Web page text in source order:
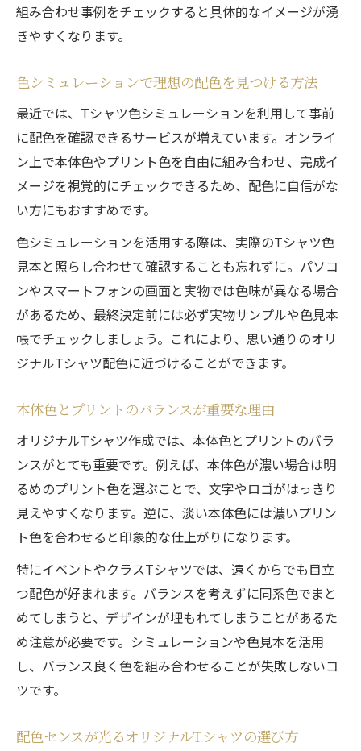
定番カラーと組み合わせる配色のコツ
トレンドカラーを取り入れたTシャツ配色法
ランキング上位色で作る印象的な配色例
メンズにもおすすめなTシャツ色の組み合わせ
メンズ向けオリジナルTシャツ配色の選び方
定番メンズカラーを活かした配色術
おすすめメンズ配色で差をつけるポイント
落ち着きと個性を両立するTシャツ色選び
シミュレーターで選ぶメンズ配色のコツ
組み合わせ事例をチェックすると具体的なイメージが湧
きやすくなります。
色シミュレーションで理想の配色を見つける方法
最近では、Tシャツ色シミュレーションを利用して事前
に配色を確認できるサービスが増えています。オンライ
ン上で本体色やプリント色を自由に組み合わせ、完成イ
メージを視覚的にチェックできるため、配色に自信がな
い方にもおすすめです。
色シミュレーションを活用する際は、実際のTシャツ色
見本と照らし合わせて確認することも忘れずに。パソコ
ンやスマートフォンの画面と実物では色味が異なる場合
があるため、最終決定前には必ず実物サンプルや色見本
帳でチェックしましょう。これにより、思い通りのオリ
ジナルTシャツ配色に近づけることができます。
本体色とプリントのバランスが重要な理由
オリジナルTシャツ作成では、本体色とプリントのバラ
ンスがとても重要です。例えば、本体色が濃い場合は明
るめのプリント色を選ぶことで、文字やロゴがはっきり
見えやすくなります。逆に、淡い本体色には濃いプリン
ト色を合わせると印象的な仕上がりになります。
特にイベントやクラスTシャツでは、遠くからでも目立
つ配色が好まれます。バランスを考えずに同系色でまと
めてしまうと、デザインが埋もれてしまうことがあるた
め注意が必要です。シミュレーションや色見本を活用
し、バランス良く色を組み合わせることが失敗しないコ
ツです。
配色センスが光るオリジナルTシャツの選び方